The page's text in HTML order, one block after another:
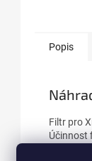
Popis
Filtr pro
Účinnost